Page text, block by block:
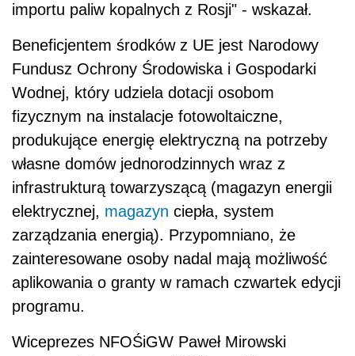
importu paliw kopalnych z Rosji" - wskazał.
Beneficjentem środków z UE jest Narodowy
Fundusz Ochrony Środowiska i Gospodarki
Wodnej, który udziela dotacji osobom
fizycznym na instalacje fotowoltaiczne,
produkujące energię elektryczną na potrzeby
własne domów jednorodzinnych wraz z
infrastrukturą towarzyszącą (magazyn energii
elektrycznej, magazyn ciepła, system
zarządzania energią). Przypomniano, że
zainteresowane osoby nadal mają możliwość
aplikowania o granty w ramach czwartek edycji
programu.
Wiceprezes NFOŚiGW Paweł Mirowski